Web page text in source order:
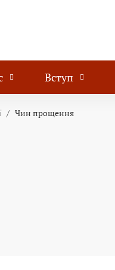
Вступ
Чин прощення